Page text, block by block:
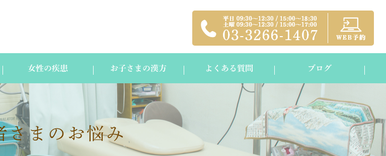
女性の疾患 お子さまの漢方 よくある質問 ブログ
さまのお悩み